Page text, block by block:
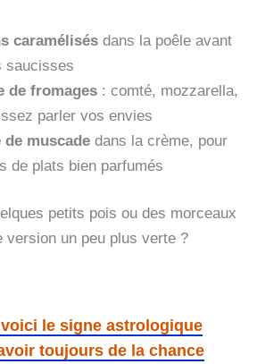
caramélisés dans la poêle avant
saucisses
de fromages : comté, mozzarella,
parler vos envies
de muscade dans la crème, pour
de plats bien parfumés
petits pois ou des morceaux
version un peu plus verte ?
le signe astrologique
toujours de la chance